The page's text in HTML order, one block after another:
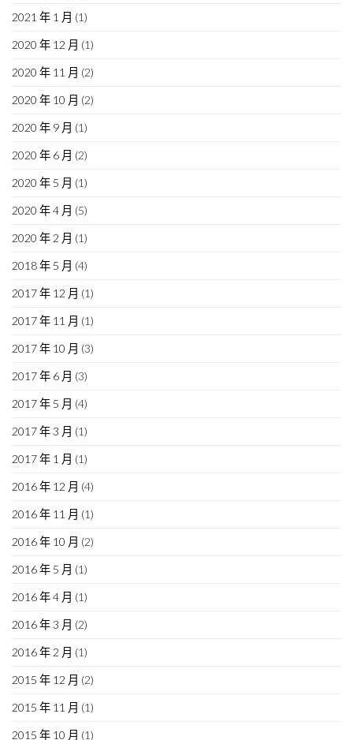
2021 年 1 月 (1)
2020 年 12 月 (1)
2020 年 11 月 (2)
2020 年 10 月 (2)
2020 年 9 月 (1)
2020 年 6 月 (2)
2020 年 5 月 (1)
2020 年 4 月 (5)
2020 年 2 月 (1)
2018 年 5 月 (4)
2017 年 12 月 (1)
2017 年 11 月 (1)
2017 年 10 月 (3)
2017 年 6 月 (3)
2017 年 5 月 (4)
2017 年 3 月 (1)
2017 年 1 月 (1)
2016 年 12 月 (4)
2016 年 11 月 (1)
2016 年 10 月 (2)
2016 年 5 月 (1)
2016 年 4 月 (1)
2016 年 3 月 (2)
2016 年 2 月 (1)
2015 年 12 月 (2)
2015 年 11 月 (1)
2015 年 10 月 (1)